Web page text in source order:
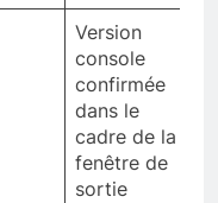
Version
console
confirmée
dans le
cadre de la
fenêtre de
sortie